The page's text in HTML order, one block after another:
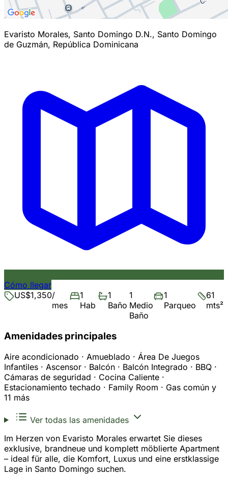
Evaristo Morales, Santo Domingo D.N., Santo Domingo
de Guzmán, República Dominicana
Cómo llegar
US$1,350/
mes
1
Hab
1
Baño
1
Medio
Baño
1
Parqueo
61
mts²
Amenidades principales
Aire acondicionado · Amueblado · Área De Juegos
Infantiles · Ascensor · Balcón · Balcón Integrado · BBQ ·
Cámaras de seguridad · Cocina Caliente ·
Estacionamiento techado · Family Room · Gas común y
11 más
Ver todas las amenidades
Im Herzen von Evaristo Morales erwartet Sie dieses
exklusive, brandneue und komplett möblierte Apartment
– ideal für alle, die Komfort, Luxus und eine erstklassige
Lage in Santo Domingo suchen.